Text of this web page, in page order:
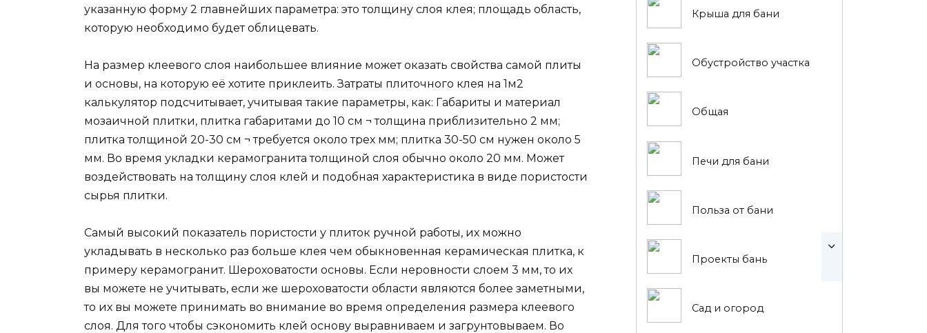
указанную форму 2 главнейших параметра: это толщину слоя клея; площадь область,
которую необходимо будет облицевать.
На размер клеевого слоя наибольшее влияние может оказать свойства самой плиты
и основы, на которую её хотите приклеить. Затраты плиточного клея на 1м2
калькулятор подсчитывает, учитывая такие параметры, как: Габариты и материал
мозаичной плитки, плитка габаритами до 10 см ¬ толщина приблизительно 2 мм;
плитка толщиной 20-30 см ¬ требуется около трех мм; плитка 30-50 см нужен около 5
мм. Во время укладки керамогранита толщиной слоя обычно около 20 мм. Может
воздействовать на толщину слоя клей и подобная характеристика в виде пористости
сырья плитки.
Самый высокий показатель пористости у плиток ручной работы, их можно
укладывать в несколько раз больше клея чем обыкновенная керамическая плитка, к
примеру керамогранит. Шероховатости основы. Если неровности слоем 3 мм, то их
вы можете не учитывать, если же шероховатости области являются более заметными,
то их вы можете принимать во внимание во время определения размера клеевого
слоя. Для того чтобы сэкономить клей основу выравниваем и загрунтовываем. Во
Крыша для бани
Обустройство участка
Общая
Печи для бани
Польза от бани
Проекты бань
Сад и огород